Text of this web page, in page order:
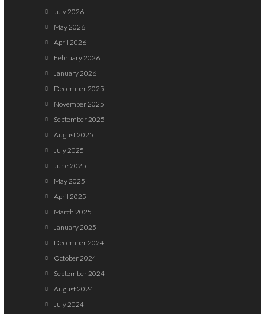
July 2026
May 2026
April 2026
February 2026
January 2026
December 2025
November 2025
September 2025
August 2025
July 2025
June 2025
May 2025
April 2025
March 2025
January 2025
December 2024
October 2024
September 2024
August 2024
July 2024